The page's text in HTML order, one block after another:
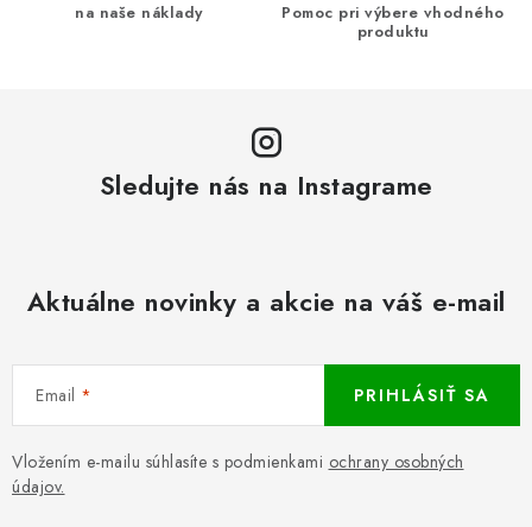
na naše náklady
Pomoc pri výbere vhodného
produktu
Sledujte nás na Instagrame
Aktuálne novinky a akcie na váš e-mail
Email
Vložením e-mailu súhlasíte s podmienkami ochrany osobných
údajov.
PRIHLÁSIŤ SA